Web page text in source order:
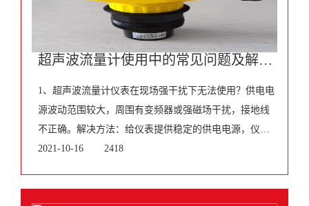
超声波流量计使用中的常见问题及解决方法
1、超声波流量计仪表在现场强干扰下无法使用？供电电
源波动范围较大，周围有变频器或强磁场干扰，接地线
不正确。解决方法：给仪表提供稳定的供电电源，仪表
安装远离变频器和强磁场干扰，有良好的接地线。2、开
2021-10-16 2418